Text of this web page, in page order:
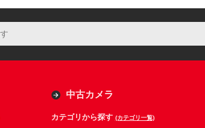
中古カメラ
カテゴリから探す (カテゴリ一覧)